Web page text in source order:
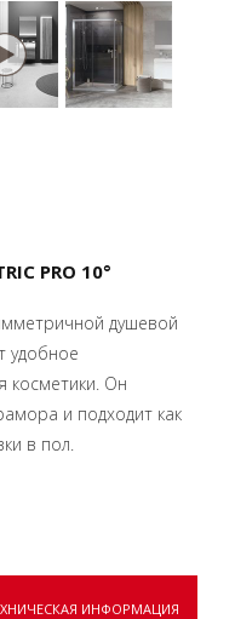
PRO 10°
душевой
удобное
косметики. Он
и подходит как
в пол.
ИНФОРМАЦИЯ